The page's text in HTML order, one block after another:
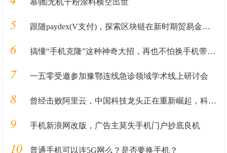
慕驰|无机干粉涂料横空出世
5 跟随paydex(V支付)，探索区块链在新时期贸易金融业务中的应用
6 搞懂“手机克隆”这种神奇大招，再也不怕换手机带来的数据丢失
7 一五零受邀参加豫鄂连线急诊领域学术线上研讨会
8 曾经击败阿里云，中国科技龙头正在重新崛起，科技实力风采依旧
9 手机新浪网改版，广告主莫失手机门户抄底良机
10 普通手机可以连5G网么？是否要换手机？